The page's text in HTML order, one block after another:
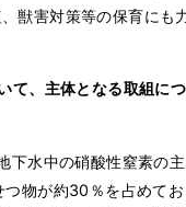
獣害対策等の保育にも
、主体となる取組に
水中の硝酸性窒素の
物が約30％を占めて